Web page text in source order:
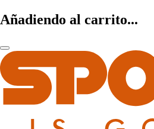
Añadiendo al carrito...